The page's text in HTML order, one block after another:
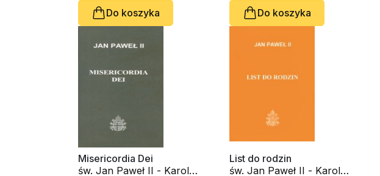
Do koszyka
Do koszyka
Misericordia Dei
św. Jan Paweł II - Karol
List do rodzin
św. Jan Paweł II - Karol